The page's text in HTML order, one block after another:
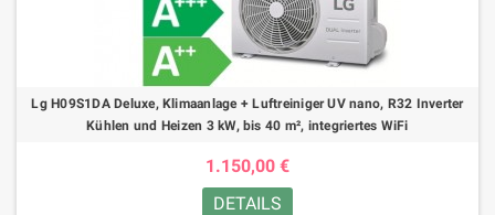
Lg H09S1DA Deluxe, Klimaanlage + Luftreiniger UV nano, R32 Inverter
Kühlen und Heizen 3 kW, bis 40 m², integriertes WiFi
1.150,00 €
DETAILS